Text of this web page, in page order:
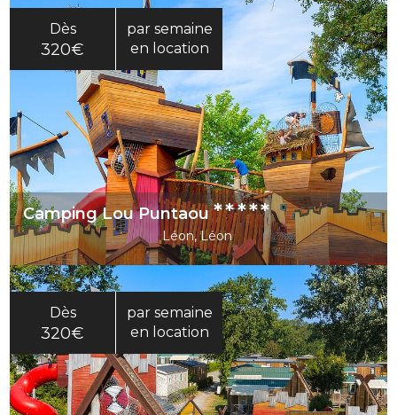
Dès
320€
par semaine
en location
Camping Lou Puntaou*****
Léon, Léon
Dès
320€
par semaine
en location